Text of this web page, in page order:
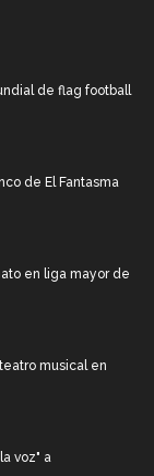
de flag football
de El Fantasma
en liga mayor de
musical en
voz" a